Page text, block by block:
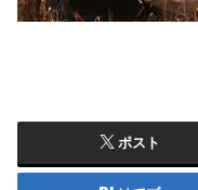
ポスト